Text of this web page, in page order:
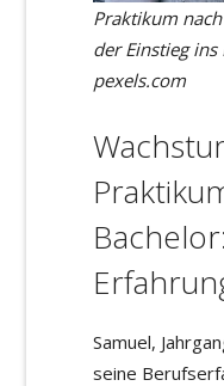
Praktikum
der Einstieg
pexels.com
Samuel,
seine